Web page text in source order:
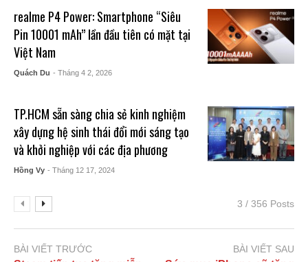
realme P4 Power: Smartphone “Siêu
Pin 10001 mAh” lần đầu tiên có mặt tại
Việt Nam
Quách Du - Tháng 4 2, 2026
TP.HCM sẵn sàng chia sẻ kinh nghiệm
xây dựng hệ sinh thái đổi mới sáng tạo
và khởi nghiệp với các địa phương
Hồng Vy - Tháng 12 17, 2024
3 / 356 Posts
BÀI VIẾT TRƯỚC BÀI VIẾT SAU